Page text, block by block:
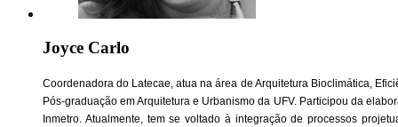
Joyce Carlo
Coordenadora do Latecae,atua na área de Arquitetura Bioclimática,
Pós-graduação em Arquitetura e Urbanismo da UFV. Participou da
Inmetro. Atualmente, tem se voltado à integração de processos